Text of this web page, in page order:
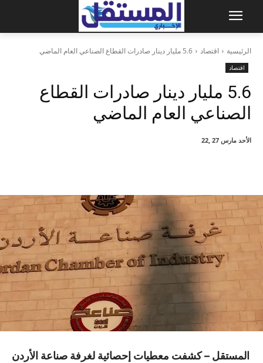
الرئيسية اقتصاد 5.6 مليار دينار صادرات القطاع الصناعي العام الماضي
اقتصاد
5.6 مليار دينار صادرات القطاع
الصناعي العام الماضي
الأحد مارس 27 ,22
المستقل – كشفت معطيات إحصائية لغرفة صناعة الأردن